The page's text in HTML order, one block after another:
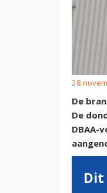
28
De
De
DBAA-
Dit